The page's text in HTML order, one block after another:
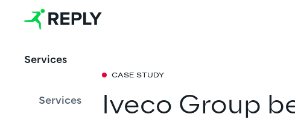
Services
Services
CASE STUDY
Iveco Group